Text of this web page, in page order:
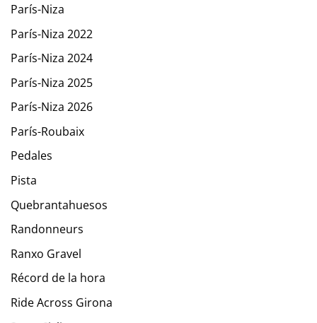
París-Niza
París-Niza 2022
París-Niza 2024
París-Niza 2025
París-Niza 2026
París-Roubaix
Pedales
Pista
Quebrantahuesos
Randonneurs
Ranxo Gravel
Récord de la hora
Ride Across Girona